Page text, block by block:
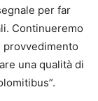
per far
Continueremo
provvedimento
una qualità di